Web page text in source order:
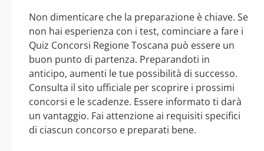
Non dimenticare che la preparazione è chiave. Se
non hai esperienza con i test, cominciare a fare i
Quiz Concorsi Regione Toscana può essere un
buon punto di partenza. Preparandoti in
anticipo, aumenti le tue possibilità di successo.
Consulta il sito ufficiale per scoprire i prossimi
concorsi e le scadenze. Essere informato ti darà
un vantaggio. Fai attenzione ai requisiti specifici
di ciascun concorso e preparati bene.